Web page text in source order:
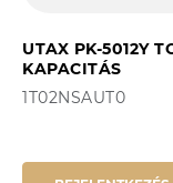
UTAX PK-5012Y
KAPACITÁS
1T02NSAUT0